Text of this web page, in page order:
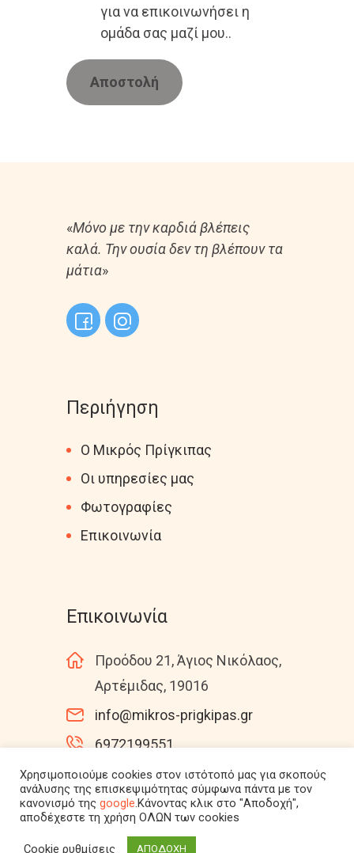
για να επικοινωνήσει η
ομάδα σας μαζί μου..
«Μόνο με την καρδιά βλέπεις
καλά. Την ουσία δεν τη βλέπουν τα
μάτια»
Περιήγηση
Ο Μικρός Πρίγκιπας
Οι υπηρεσίες μας
Φωτογραφίες
Επικοινωνία
Επικοινωνία
Προόδου 21, Άγιος Νικόλαος,
Αρτέμιδας, 19016
info@mikros-prigkipas.gr
6972199551
mikros-prigkipas.gr
© 2026. All Rights Reserved.
Χρησιμοποιούμε cookies στον ιστότοπό μας για σκοπούς
ανάλυσης της επισκεψιμότητας σύμφωνα πάντα με τον
κανονισμό της google.Κάνοντας κλικ στο "Αποδοχή",
αποδέχεστε τη χρήση ΟΛΩΝ των cookies
Cookie ρυθμίσεις ΑΠΟΔΟΧΗ